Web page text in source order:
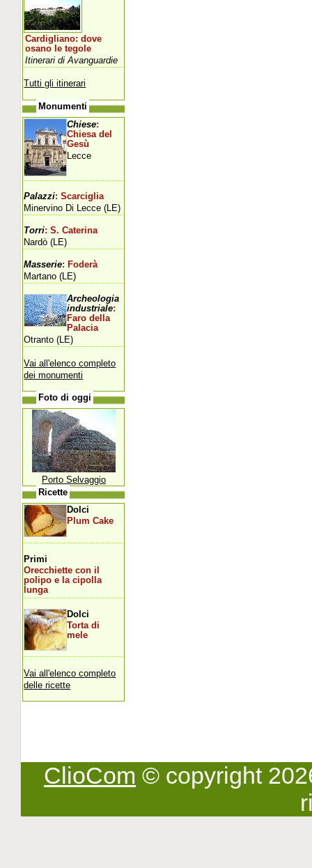
Cardigliano: dove
osano le tegole
Itinerari di Avanguardie
Tutti gli itinerari
Monumenti
Chiese:
Chiesa del
Gesù
Lecce
Palazzi: Scarciglia
Minervino Di Lecce (LE)
Torri: S. Caterina
Nardò (LE)
Masserie: Foderà
Martano (LE)
Archeologia
industriale:
Faro della
Palacia
Otranto (LE)
Vai all'elenco completo
dei monumenti
Foto di oggi
Porto Selvaggio
Ricette
Dolci
Plum Cake
Primi
Orecchiette con il
polipo e la cipolla
lunga
Dolci
Torta di
mele
Vai all'elenco completo
delle ricette
ClioCom © copyright